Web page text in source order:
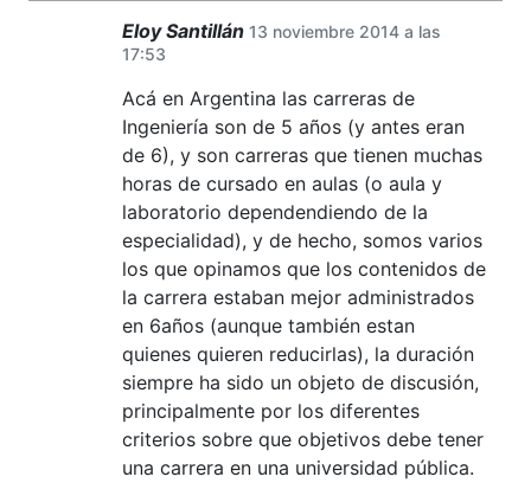
Eloy Santillán 13 noviembre 2014 a las
17:53
Acá en Argentina las carreras de
Ingeniería son de 5 años (y antes eran
de 6), y son carreras que tienen muchas
horas de cursado en aulas (o aula y
laboratorio dependendiendo de la
especialidad), y de hecho, somos varios
los que opinamos que los contenidos de
la carrera estaban mejor administrados
en 6años (aunque también estan
quienes quieren reducirlas), la duración
siempre ha sido un objeto de discusión,
principalmente por los diferentes
criterios sobre que objetivos debe tener
una carrera en una universidad pública.